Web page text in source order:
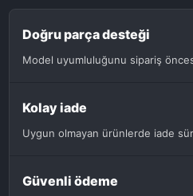
Doğru parça desteği
Model uyumluluğunu sipariş
Kolay iade
Uygun olmayan ürünlerde iade
Güvenli ödeme